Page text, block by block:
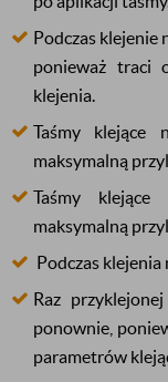
Podczas klejenie
ponieważ traci
klejenia.
Taśmy klejące
maksymalną
Taśmy
maksymalną
Podczas klejenia
Raz
ponownie,
parametrów